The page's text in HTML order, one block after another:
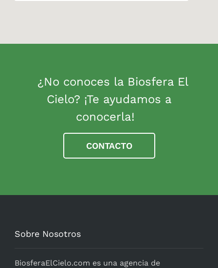
¿No conoces la Biosfera El
Cielo? ¡Te ayudamos a
conocerla!
CONTACTO
Sobre Nosotros
BiosferaElCielo.com es una agencia de